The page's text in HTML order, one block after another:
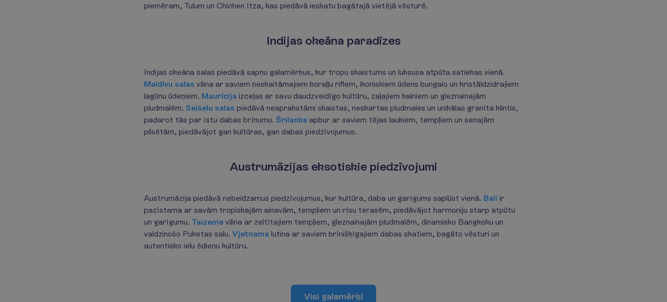
piemēram, Tulum un Chichen Itza, kas piedāvā ieskatu bagātajā vietējā vēsturē.
Indijas okeāna paradīzes
Indijas okeāna salas piedāvā sapņu galamērķus, kur tropu skaistums un luksusa atpūta satiekas vienā.
Maldīvu salas vilina ar saviem neskaitāmajiem koraļļu rifiem, ikoniskiem ūdens bungalo un kristāldzidrajiem
lagūnu ūdeņiem. Maurīcija izceļas ar savu daudzveidīgo kultūru, zaļajiem kalniem un gleznainajām
pludmalēm. Seišelu salas piedāvā neaprakstāmi skaistas, neskartas pludmales un unikālas granīta klintis,
padarot tās par īstu dabas brīnumu. Šrilanka apbur ar saviem tējas laukiem, tempļiem un senajām
pilsētām, piedāvājot gan kultūras, gan dabas piedzīvojumus.
Austrumāzijas eksotiskie piedzīvojumi
Austrumāzija piedāvā nebeidzamus piedzīvojumus, kur kultūra, daba un garīgums saplūst vienā. Bali ir
pazīstama ar savām tropiskajām ainavām, tempļiem un rīsu terasēm, piedāvājot harmoniju starp atpūtu
un garīgumu. Taizeme vilina ar zeltītajiem tempļiem, gleznainajām pludmalēm, dinamisko Bangkoku un
valdzinošo Puketas salu.Vjetnama lutina ar saviem brīnišķīgajiem dabas skatiem, bagāto vēsturi un
autentisko ielu ēdienu kultūru.
Visi galamērķi